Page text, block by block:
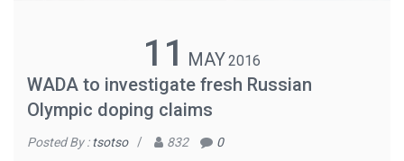
11 MAY2016
WADA to investigate fresh Russian
Olympic doping claims
Posted By :tsotso / 832 0